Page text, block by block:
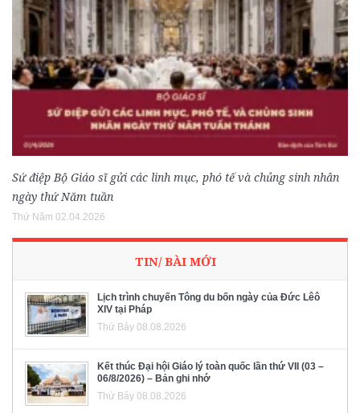
Sứ điệp Bộ Giáo sĩ gửi các linh mục, phó tế và chủng sinh nhân
ngày thứ Năm tuần
Thứ Năm 02.04.2026
TIN/ BÀI MỚI
Lịch trình chuyến Tông du bốn ngày của Đức Lêô
XIV tại Pháp
Thứ Bảy 08.08.2026
Kết thúc Đại hội Giáo lý toàn quốc lần thứ VII (03 –
06/8/2026) – Bản ghi nhớ
Thứ Bảy 08.08.2026